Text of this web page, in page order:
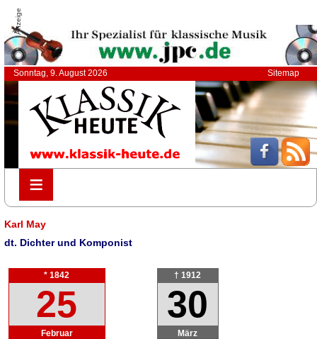
Anzeige
Sonntag, 9. August 2026 Sitemap
≡
≡
Karl May
dt. Dichter und Komponist
* 1842
25
Februar
† 1912
30
März